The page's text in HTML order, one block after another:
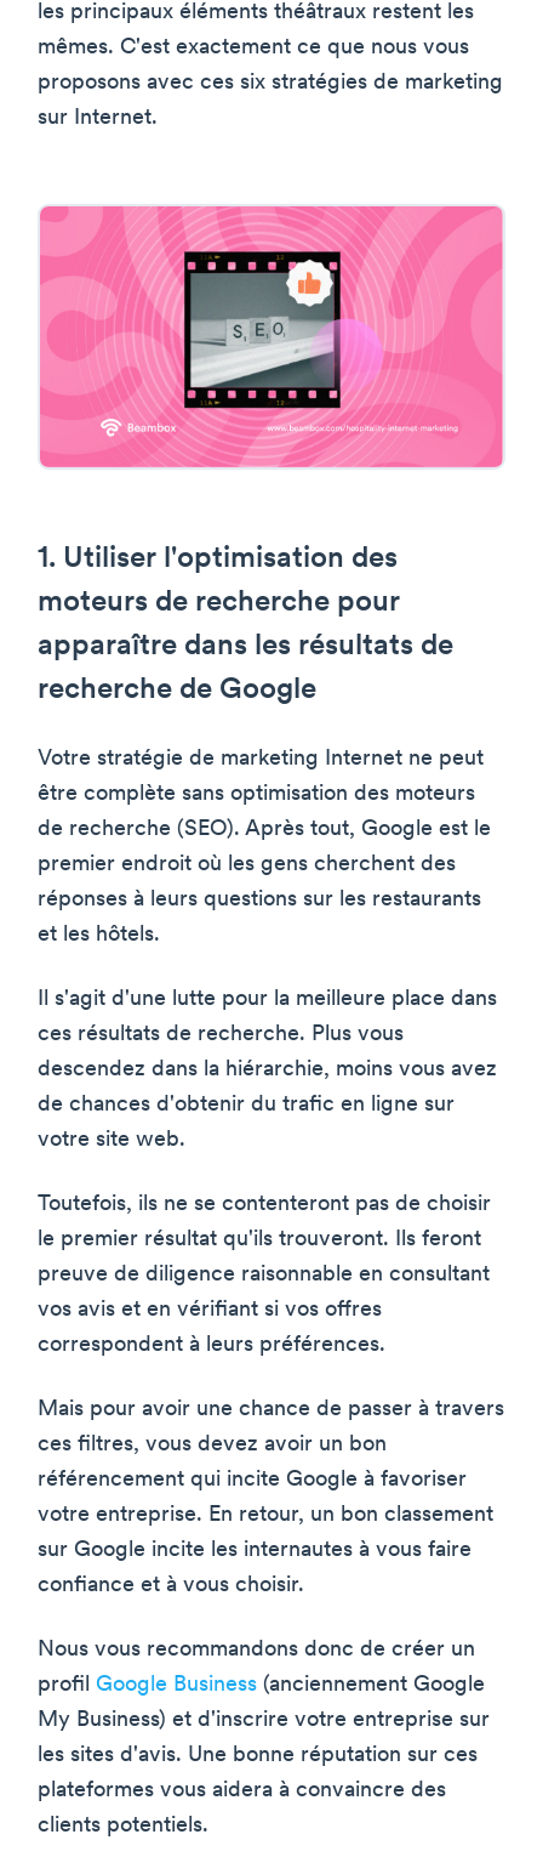
les principaux éléments théâtraux restent les
mêmes. C'est exactement ce que nous vous
proposons avec ces six stratégies de marketing
sur Internet.
1. Utiliser l'optimisation des
moteurs de recherche pour
apparaître dans les résultats de
recherche de Google
Votre stratégie de marketing Internet ne peut
être complète sans optimisation des moteurs
de recherche (SEO). Après tout, Google est le
premier endroit où les gens cherchent des
réponses à leurs questions sur les restaurants
et les hôtels.
Il s'agit d'une lutte pour la meilleure place dans
ces résultats de recherche. Plus vous
descendez dans la hiérarchie, moins vous avez
de chances d'obtenir du trafic en ligne sur
votre site web.
Toutefois, ils ne se contenteront pas de choisir
le premier résultat qu'ils trouveront. Ils feront
preuve de diligence raisonnable en consultant
vos avis et en vérifiant si vos offres
correspondent à leurs préférences.
Mais pour avoir une chance de passer à travers
ces filtres, vous devez avoir un bon
référencement qui incite Google à favoriser
votre entreprise. En retour, un bon classement
sur Google incite les internautes à vous faire
confiance et à vous choisir.
Nous vous recommandons donc de créer un
profil Google Business (anciennement Google
My Business) et d'inscrire votre entreprise sur
les sites d'avis. Une bonne réputation sur ces
plateformes vous aidera à convaincre des
clients potentiels.